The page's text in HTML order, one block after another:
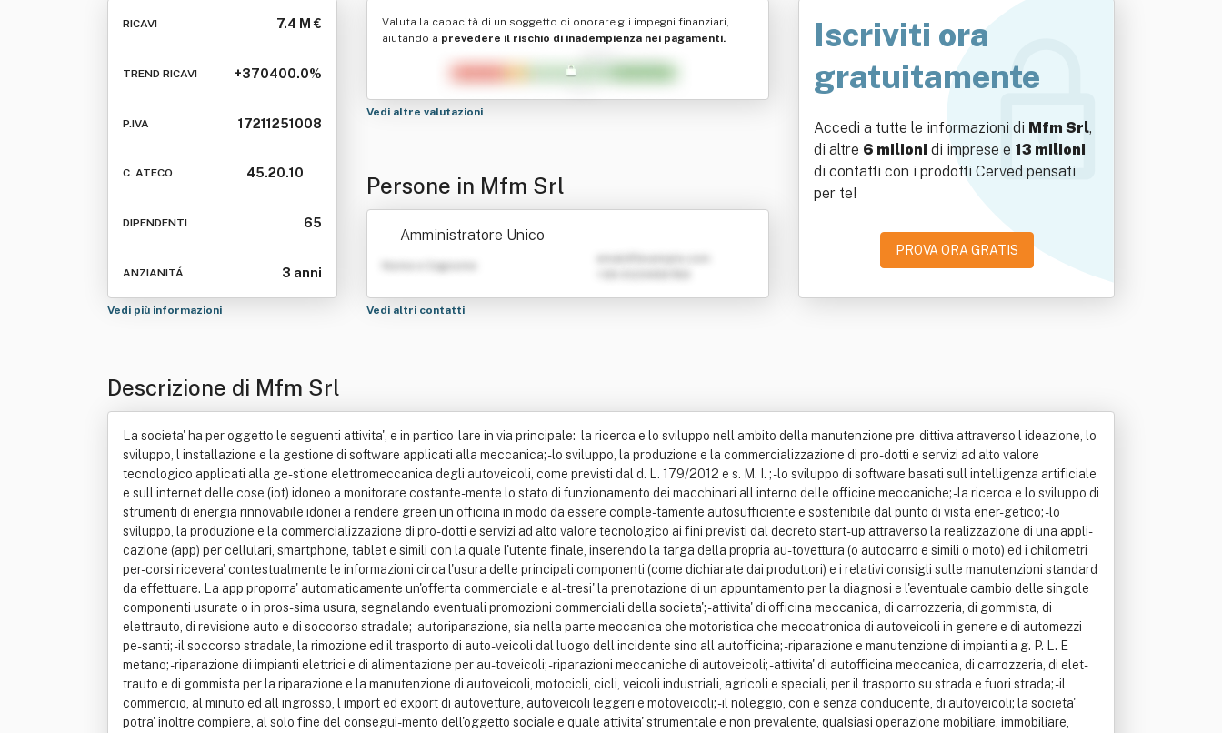
RICAVI 7.4 M €
TREND RICAVI +370400.0%
P.IVA 17211251008
C. ATECO 45.20.10
DIPENDENTI 65
ANZIANITÁ 3 anni
Vedi più informazioni
Valuta la capacità di un soggetto di onorare gli impegni finanziari,
aiutando a prevedere il rischio di inadempienza nei pagamenti.
Vedi altre valutazioni
Persone in Mfm Srl
Amministratore Unico
Nome e Cognome
Vedi altri contatti
Iscriviti ora
gratuitamente
Accedi a tutte le informazioni di Mfm Srl,
di altre 6 milioni di imprese e 13 milioni
di contatti con i prodotti Cerved pensati
per te!
PROVA ORA GRATIS
Descrizione di Mfm Srl
La societa' ha per oggetto le seguenti attivita', e in partico-lare in via principale: - la ricerca e lo sviluppo nell ambito della manutenzione pre-dittiva attraverso l ideazione, lo
sviluppo, l installazione e la gestione di software applicati alla meccanica; - lo sviluppo, la produzione e la commercializzazione di pro-dotti e servizi ad alto valore
tecnologico applicati alla ge-stione elettromeccanica degli autoveicoli, come previsti dal d. L. 179/2012 e s. M. I. ; - lo sviluppo di software basati sull intelligenza artificiale
e sull internet delle cose (iot) idoneo a monitorare costante-mente lo stato di funzionamento dei macchinari all interno delle officine meccaniche; - la ricerca e lo sviluppo di
strumenti di energia rinnovabile idonei a rendere green un officina in modo da essere comple-tamente autosufficiente e sostenibile dal punto di vista ener-getico; - lo
sviluppo, la produzione e la commercializzazione di pro-dotti e servizi ad alto valore tecnologico ai fini previsti dal decreto start-up attraverso la realizzazione di una appli-
cazione (app) per cellulari, smartphone, tablet e simili con la quale l'utente finale, inserendo la targa della propria au-tovettura (o autocarro e simili o moto) ed i chilometri
per-corsi ricevera' contestualmente le informazioni circa l'usura delle principali componenti (come dichiarate dai produttori) e i relativi consigli sulle manutenzioni standard
da effettuare. La app proporra' automaticamente un'offerta commerciale e al-tresi' la prenotazione di un appuntamento per la diagnosi e l'eventuale cambio delle singole
componenti usurate o in pros-sima usura, segnalando eventuali promozioni commerciali della societa'; - attivita' di officina meccanica, di carrozzeria, di gommista, di
elettrauto, di revisione auto e di soccorso stradale; - autoriparazione, sia nella parte meccanica che motoristica che meccatronica di autoveicoli in genere e di automezzi
pe-santi; - il soccorso stradale, la rimozione ed il trasporto di auto-veicoli dal luogo dell incidente sino all autofficina; - riparazione e manutenzione di impianti a g. P. L. E
metano; - riparazione di impianti elettrici e di alimentazione per au-toveicoli; - riparazioni meccaniche di autoveicoli; - attivita' di autofficina meccanica, di carrozzeria, di elet-
trauto e di gommista per la riparazione e la manutenzione di autoveicoli, motocicli, cicli, veicoli industriali, agricoli e speciali, per il trasporto su strada e fuori strada; - il
commercio, al minuto ed all ingrosso, l import ed export di autovetture, autoveicoli leggeri e motoveicoli; - il noleggio, con e senza conducente, di autoveicoli; la societa'
potra' inoltre compiere, al solo fine del consegui-mento dell'oggetto sociale e quale attivita' strumentale e non prevalente, qualsiasi operazione mobiliare, immobiliare,